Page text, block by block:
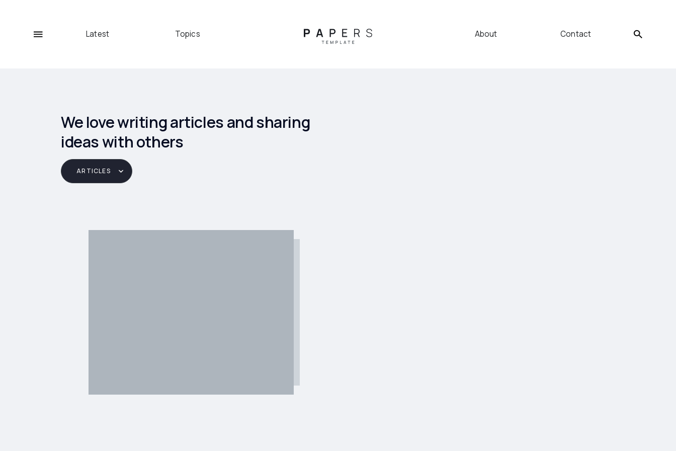
Latest Topics About Contact
We love writing articles and sharing
ideas with others
ARTICLES